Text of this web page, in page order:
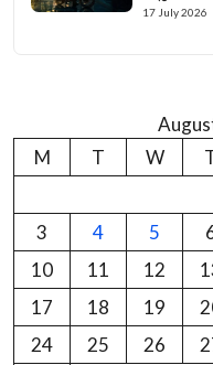
17 July 2026
M
T W
3
4 5
10
11 12
17
18 19
24
25 26